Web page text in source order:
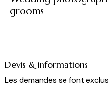
grooms
Devis & informations
Les demandes se font